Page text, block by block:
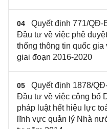
04
Quyết định 771/QĐ-
Đầu tư về việc phê
thống thông tin quốc
giai đoạn 2016-2020
05
Quyết định 1878/
Đầu tư về việc công bố
pháp luật hết hiệu lực
lĩnh vực quản lý Nhà